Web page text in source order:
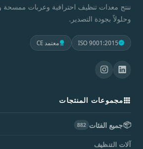
ننتج معدات تنظيف احترافية وعربات ممسحة
وحلولاً بجودة التصدير.
ISO 9001:2015 معتمد CE
مجموعات المنتجات
📦جميع الفئات 882
آلات التنظيف